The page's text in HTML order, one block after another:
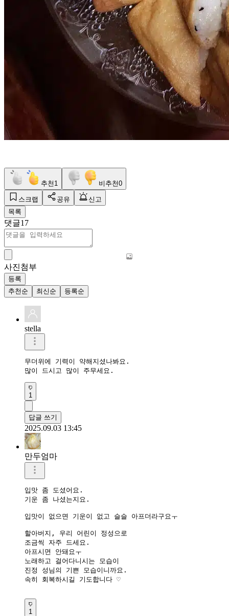
추천 1 비추천0
스크랩 공유
신고
목록
댓글17
사진첨부
등록
추천순
최신순 등록순
stella
무더위에 기력이 약해지셨나봐요.
많이 드시고 많이 주무세요.
1
답글 쓰기
2025.09.03 13:45
만두엄마
입맛 좀 도셨어요.
기운 좀 나셨는지요.
입맛이 없으면 기운이 없고 슬슬 아프더라구요ㅜ
할아버지, 우리 어린이 정성으로
조금씩 자주 드세요.
아프시면 안돼요ㅜ
노래하고 걸어다니시는 모습이
진정 성님의 기쁜 모습이니까요.
속히 회복하시길 기도합니다 ♡
1